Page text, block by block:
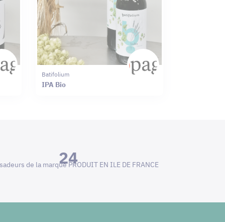
Batifolium
IPA Bio
24
de la marque PRODUIT EN ILE DE FRANCE